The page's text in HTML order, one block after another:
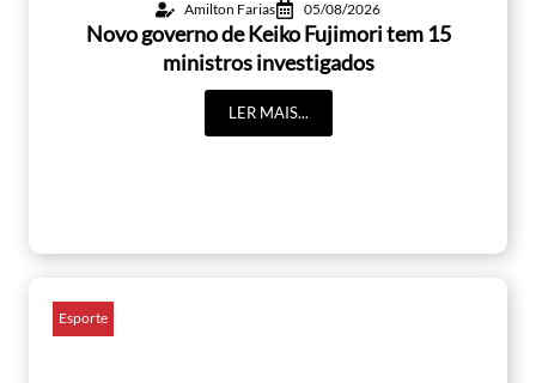
Amilton Farias 05/08/2026
Novo governo de Keiko Fujimori tem 15
ministros investigados
LER MAIS...
Esporte